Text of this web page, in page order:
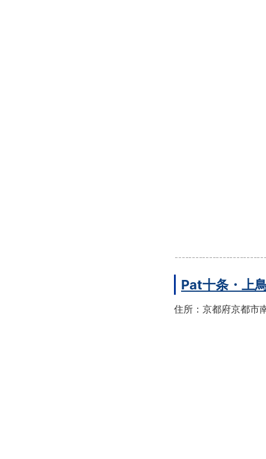
Pat十条・上
住所：京都府京都市